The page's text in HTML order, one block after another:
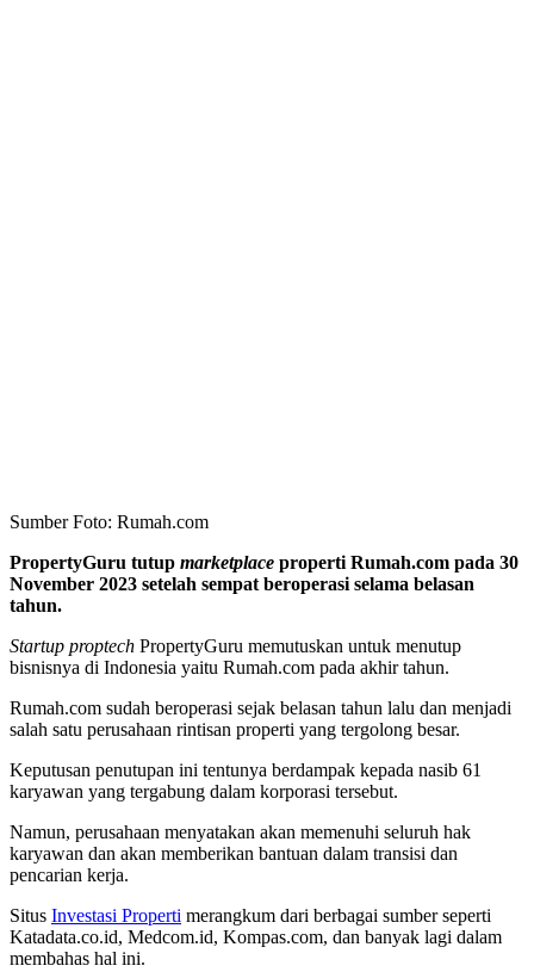
Sumber Foto: Rumah.com
PropertyGuru tutup marketplace properti Rumah.com pada 30
November 2023 setelah sempat beroperasi selama belasan
tahun.
Startup proptech PropertyGuru memutuskan untuk menutup
bisnisnya di Indonesia yaitu Rumah.com pada akhir tahun.
Rumah.com sudah beroperasi sejak belasan tahun lalu dan menjadi
salah satu perusahaan rintisan properti yang tergolong besar.
Keputusan penutupan ini tentunya berdampak kepada nasib 61
karyawan yang tergabung dalam korporasi tersebut.
Namun, perusahaan menyatakan akan memenuhi seluruh hak
karyawan dan akan memberikan bantuan dalam transisi dan
pencarian kerja.
Situs Investasi Properti merangkum dari berbagai sumber seperti
Katadata.co.id, Medcom.id, Kompas.com, dan banyak lagi dalam
membahas hal ini.